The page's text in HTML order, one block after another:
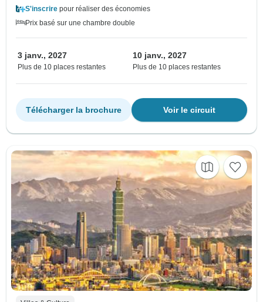
S'inscrire pour réaliser des économies
Prix basé sur une chambre double
3 janv., 2027
Plus de 10 places restantes
10 janv., 2027
Plus de 10 places restantes
Voir le circuit
Télécharger la brochure